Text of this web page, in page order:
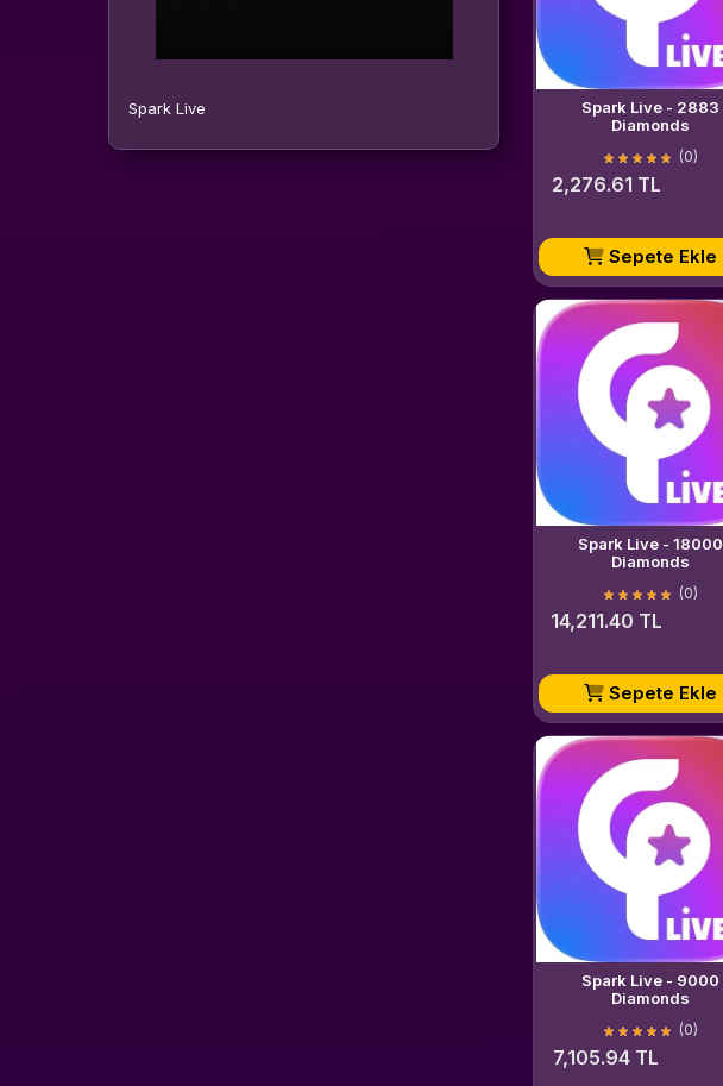
Spark Live
Spark Live - 2883
Diamonds
(0)
2,276.61 TL
Sepete Ekle
Spark Live - 18000
Diamonds
(0)
14,211.40 TL
Sepete Ekle
Spark Live - 9000
Diamonds
(0)
7,105.94 TL